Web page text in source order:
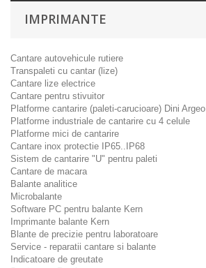
IMPRIMANTE
Cantare autovehicule rutiere
Transpaleti cu cantar (lize)
Cantare lize electrice
Cantare pentru stivuitor
Platforme cantarire (paleti-carucioare) Dini Argeo
Platforme industriale de cantarire cu 4 celule
Platforme mici de cantarire
Cantare inox protectie IP65..IP68
Sistem de cantarire "U" pentru paleti
Cantare de macara
Balante analitice
Microbalante
Software PC pentru balante Kern
Imprimante balante Kern
Blante de precizie pentru laboratoare
Service - reparatii cantare si balante
Indicatoare de greutate